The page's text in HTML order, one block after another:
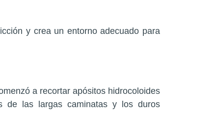
y crea un entorno adecuado para
a recortar apósitos hidrocoloides
de las largas caminatas y los duros